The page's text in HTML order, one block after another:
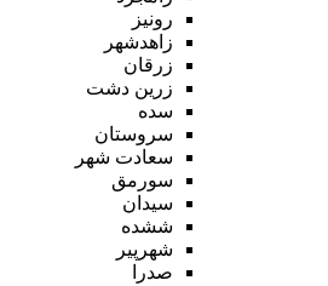
رونیز
زاهدشهر
زرقان
زرین دشت
سده
سروستان
سعادت شهر
سورمق
سیدان
ششده
شهرپیر
صدرا